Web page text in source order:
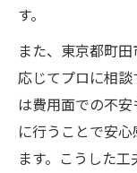
す。
また、東京都町
応じてプロに相
は費用面での不
に行うことで安
ます。こうした